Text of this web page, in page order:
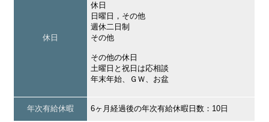
休日
休日
日曜日，その他
週休二日制
その他
その他の休日
土曜日と祝日は応相談
年末年始、ＧＷ、お盆
年次有給休暇 6ヶ月経過後の年次有給休暇日数：10日